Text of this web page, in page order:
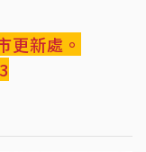
更新處。